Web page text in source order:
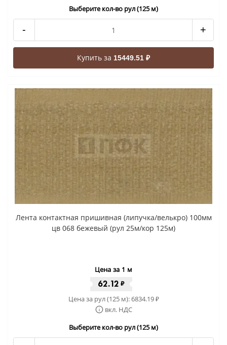
Выберите кол-во рул (125 м)
- +
Купить за 15449.51 ₽
Лента контактная пришивная (липучка/велькро) 100мм
цв 068 бежевый (рул 25м/кор 125м)
Цена за 1 м
62.12 ₽
Цена за рул (125 м):6834.19₽
вкл. НДС
Выберите кол-во рул (125 м)